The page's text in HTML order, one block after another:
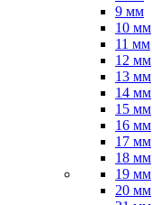
9 мм
10 мм
11 мм
12 мм
13 мм
14 мм
15 мм
16 мм
17 мм
18 мм
19 мм
20 мм